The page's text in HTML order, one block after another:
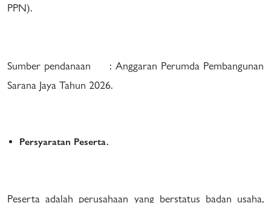
PPN).
Sumber pendanaan : Anggaran Perumda Pembangunan
Sarana Jaya Tahun 2026.
Persyaratan Peserta.
Peserta adalah perusahaan yang berstatus badan usaha,